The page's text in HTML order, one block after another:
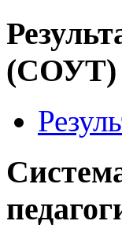
(СОУТ)